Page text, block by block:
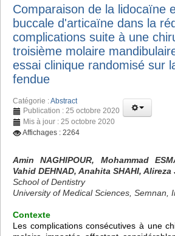
Comparaison de la lidocaïne
buccale d'articaïne dans la
complications suite à une
troisième molaire
essai clinique randomisé sur
fendue
Catégorie :Abstract
Publication : 25 octobre 2020
Mis à jour : 25 octobre 2020
Affichages : 2264
Amin NAGHIPOUR, Mohammad
Vahid DEHNAD, Anahita SHAHI, Alireza
School of Dentistry
University of Medical Sciences, Semnan,
Contexte
Les complications consécutives à une